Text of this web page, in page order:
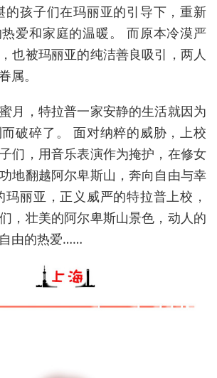
的孩子们在玛丽亚的引导下，重新
爱和家庭的温暖。 而原本冷漠严
也被玛丽亚的纯洁善良吸引，两人
属。
月，特拉普一家安静的生活就因为
破碎了。 面对纳粹的威胁，上校
们，用音乐表演作为掩护，在修女
地翻越阿尔卑斯山，奔向自由与幸
丽亚，正义威严的特拉普上校，
，壮美的阿尔卑斯山景色，动人的
由的热爱……